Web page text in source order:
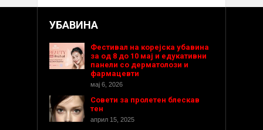
УБАВИНА
Фестивал на корејска убавина
за од 8 до 10 мај и едукативни
панели со дерматолози и
фармацевти
мај 6, 2026
Совети за пролетен блескав
тен
април 15, 2025